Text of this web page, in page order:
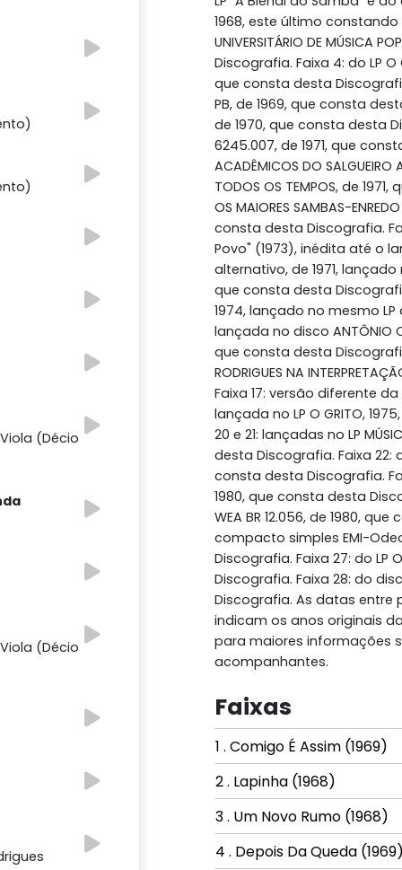
(Décio
(Décio
1968, este último constando
UNIVERSITÁRIO DE MÚSICA
Discografia. Faixa 4: do LP O
que consta desta
PB, de 1969, que consta
de 1970, que consta desta
6245.007, de 1971, que
ACADÊMICOS DO SALGUEIRO
TODOS OS TEMPOS, de
OS MAIORES SAMBAS-
consta desta Discografia.
Povo" (1973), inédita até o
alternativo, de 1971, lançado
que consta desta
1974, lançado no mesmo
lançada no disco ANTÔNIO
que consta desta
RODRIGUES NA
Faixa 17: versão diferente da
lançada no LP O GRITO,
20 e 21: lançadas no LP
desta Discografia. Faixa 22:
consta desta Discografia.
1980, que consta desta
WEA BR 12.056, de 1980,
compacto simples EMI-
Discografia. Faixa 27: do LP
Discografia. Faixa 28: do
Discografia. As datas entre
indicam os anos originais
para maiores informações
acompanhantes.
Faixas
1 . Comigo É Assim (1969)
2 . Lapinha (1968)
3 . Um Novo Rumo (1968)
4 . Depois Da Queda